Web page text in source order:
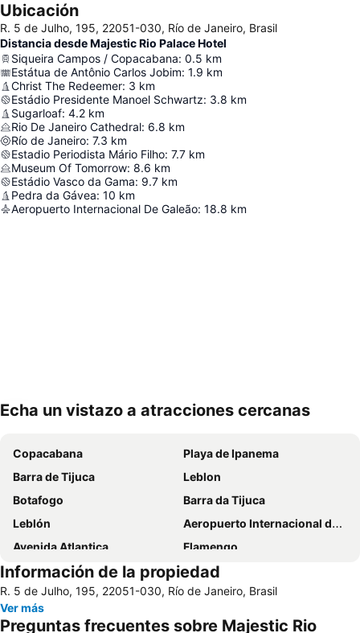
Ubicación
R. 5 de Julho, 195, 22051-030, Río de Janeiro, Brasil
Distancia desde Majestic Rio Palace Hotel
Siqueira Campos / Copacabana: 0.5 km
Estátua de Antônio Carlos Jobim: 1.9 km
Christ The Redeemer: 3 km
Estádio Presidente Manoel Schwartz: 3.8 km
Sugarloaf: 4.2 km
Rio De Janeiro Cathedral: 6.8 km
Río de Janeiro: 7.3 km
Estadio Periodista Mário Filho: 7.7 km
Museum Of Tomorrow: 8.6 km
Estádio Vasco da Gama: 9.7 km
Pedra da Gávea: 10 km
Aeropuerto Internacional De Galeão: 18.8 km
Echa un vistazo a atracciones cercanas
Copacabana
Playa de Ipanema
Barra de Tijuca
Leblon
Botafogo
Barra da Tijuca
Leblón
Aeropuerto Internacional de Galeão Antônio Carlos Jobim
Avenida Atlantica
Flamengo
Lapa
Botafogo
Rio de Janeiro: Carioca Landscapes between the Mountain and the Sea
Leme
Cristo Redentor
Rock in Rio - Cidade do Rock
Información de la propiedad
R. 5 de Julho, 195, 22051-030, Río de Janeiro, Brasil
Ver más
Preguntas frecuentes sobre Majestic Rio